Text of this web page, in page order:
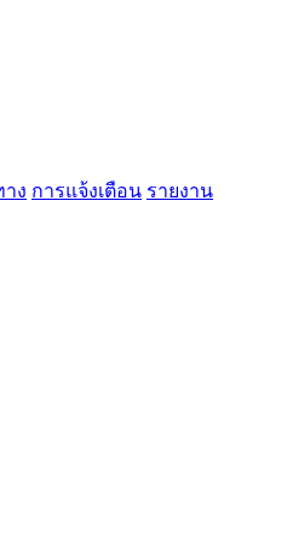
ง การแจ้งเตือน รายงาน